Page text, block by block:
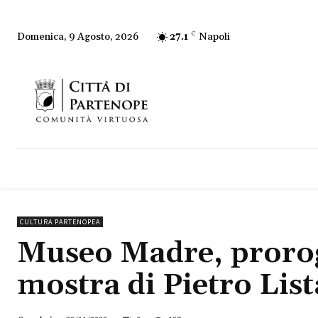
Domenica, 9 Agosto, 2026 27.1 C Napoli
CULTURA PARTENOPEA
Museo Madre,
mostra di Pietro